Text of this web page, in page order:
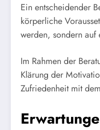
Ein entscheidender
körperliche
werden, sondern auf
Im Rahmen der
Klärung der
Zufriedenheit mit